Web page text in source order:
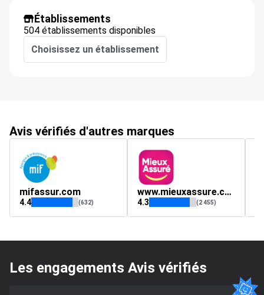
Établissements
504 établissements disponibles
Choisissez un établissement
Avis vérifiés d'autres marques
mifassur.com
4.4 (632)
www.mieuxassure.com
4.3 (2 455)
Les engagements Avis vérifiés